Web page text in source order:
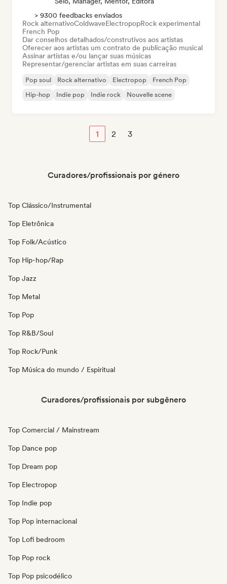
> 9300 feedbacks enviados
Rock alternativoColdwaveElectropopRock experimental
French Pop
Dar conselhos detalhados/construtivos aos artistas
Oferecer aos artistas um contrato de publicação musical
Assinar artistas e/ou lançar suas músicas
Representar/gerenciar artistas em suas carreiras
Pop soul Rock alternativo Electropop
French Pop
Hip-hop
Indie pop Indie rock Nouvelle scene
1 2 3
Curadores/profissionais por género
Top Clássico/Instrumental
Top Eletrônica
Top Folk/Acústico
Top Hip-hop/Rap
Top Jazz
Top Metal
Top Pop
Top R&B/Soul
Top Rock/Punk
Top Música do mundo / Espiritual
Curadores/profissionais por subgênero
Top Comercial / Mainstream
Top Dance pop
Top Dream pop
Top Electropop
Top Indie pop
Top Pop internacional
Top Lofi bedroom
Top Pop rock
Top Pop psicodélico